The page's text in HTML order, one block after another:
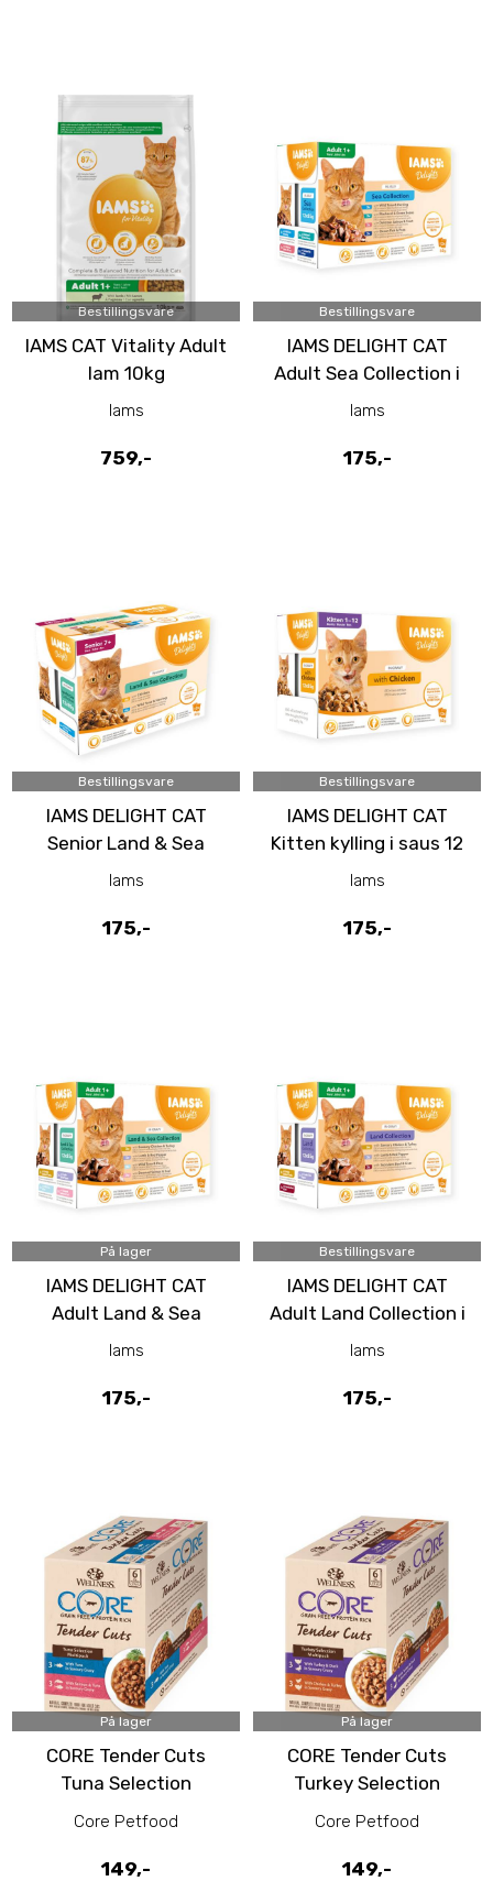
Bestillingsvare
IAMS CAT Vitality Adult
lam 10kg
Iams
759,-
Bestillingsvare
IAMS DELIGHT CAT
Adult Sea Collection i
saus 12 x 85g
Iams
175,-
Bestillingsvare
IAMS DELIGHT CAT
Senior Land & Sea
Collection i saus 12 x
Iams
175,-
Bestillingsvare
IAMS DELIGHT CAT
Kitten kylling i saus 12
x 85 g
Iams
175,-
På lager
IAMS DELIGHT CAT
Adult Land & Sea
Collection i saus 12 x
Iams
175,-
Bestillingsvare
IAMS DELIGHT CAT
Adult Land Collection i
saus 12 x 85 g
Iams
175,-
På lager
CORE Tender Cuts
Tuna Selection
Multipack våtfôr til
Core Petfood
149,-
På lager
CORE Tender Cuts
Turkey Selection
Multipack våtfôr til
Core Petfood
149,-